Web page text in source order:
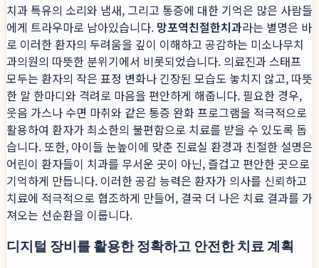
치과 특유의 소리와 냄새, 그리고 통증에 대한 기억은 많은 사람들
에게 트라우마로 남아있습니다. 망포역친절한치과라는 별명은 바
로 이러한 환자의 두려움을 깊이 이해하고 공감하는 미소나무치
과의원의 따뜻한 분위기에서 비롯되었습니다. 의료진과 스태프
모두는 환자의 작은 표정 변화나 긴장된 모습도 놓치지 않고, 따뜻
한 말 한마디와 격려로 마음을 편안하게 해줍니다. 필요한 경우,
웃음 가스나 수면 마취와 같은 통증 완화 프로그램을 적극적으로
활용하여 환자가 최소한의 불편함으로 치료를 받을 수 있도록 돕
습니다. 또한, 아이들 눈높이에 맞춘 진료실 환경과 친절한 설명은
어린이 환자들이 치과를 무서운 곳이 아닌, 즐겁고 편안한 곳으로
기억하게 만듭니다. 이러한 공감 능력은 환자가 의사를 신뢰하고
치료에 적극적으로 협조하게 만들어, 결국 더 나은 치료 결과를 가
져오는 선순환을 이룹니다.
디지털 장비를 활용한 정확하고 안전한 치료 계획